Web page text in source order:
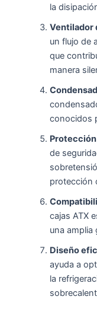
la
Ventilador
un flujo de
que
manera
conocidos
de
protección
cajas ATX
una amplia
Diseño
ayuda a
la